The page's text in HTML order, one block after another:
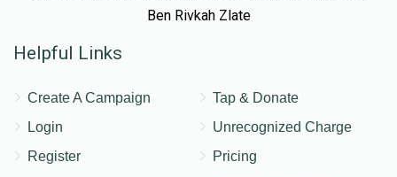
Ben Rivkah Zlate
Helpful Links
Create A Campaign
Login
Register
Tap & Donate
Unrecognized Charge
Pricing